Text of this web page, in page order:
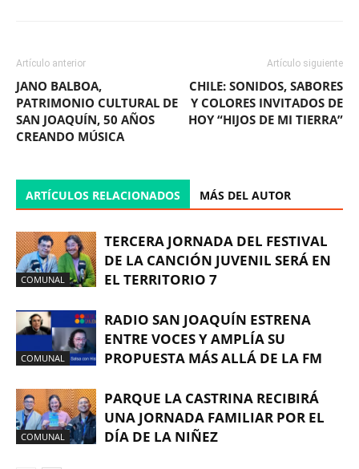
Artículo anterior
JANO BALBOA,
PATRIMONIO CULTURAL DE
SAN JOAQUÍN, 50 AÑOS
CREANDO MÚSICA
Artículo siguiente
CHILE: SONIDOS, SABORES
Y COLORES INVITADOS DE
HOY “HIJOS DE MI TIERRA”
ARTÍCULOS RELACIONADOS MÁS DEL AUTOR
COMUNAL
TERCERA JORNADA DEL FESTIVAL
DE LA CANCIÓN JUVENIL SERÁ EN
EL TERRITORIO 7
COMUNAL
RADIO SAN JOAQUÍN ESTRENA
ENTRE VOCES Y AMPLÍA SU
PROPUESTA MÁS ALLÁ DE LA FM
COMUNAL
PARQUE LA CASTRINA RECIBIRÁ
UNA JORNADA FAMILIAR POR EL
DÍA DE LA NIÑEZ